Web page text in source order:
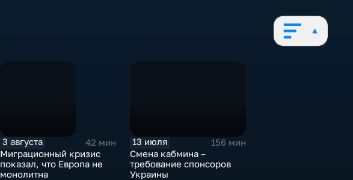
3 августа
42 мин
Миграционный кризис
показал, что Европа не
монолитна
13 июля
156 мин
Смена кабмина –
требование спонсоров
Украины